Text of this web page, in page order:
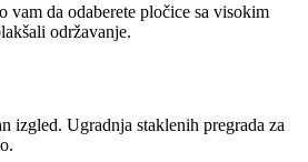
vam da odaberete pločice sa visokim
održavanje.
izgled. Ugradnja staklenih pregrada za